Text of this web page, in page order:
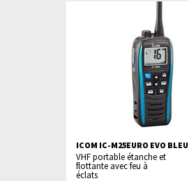
ICOM IC-M25EURO EVO BLEU
VHF portable étanche et
flottante avec feu à
éclats